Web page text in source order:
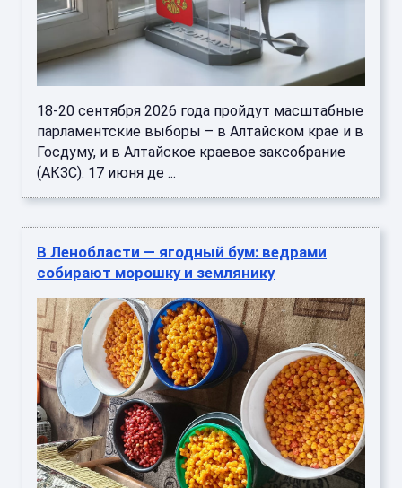
18-20 сентября 2026 года пройдут масштабные
парламентские выборы – в Алтайском крае и в
Госдуму, и в Алтайское краевое заксобрание
(АКЗС). 17 июня де ...
В Ленобласти — ягодный бум: ведрами
собирают морошку и землянику